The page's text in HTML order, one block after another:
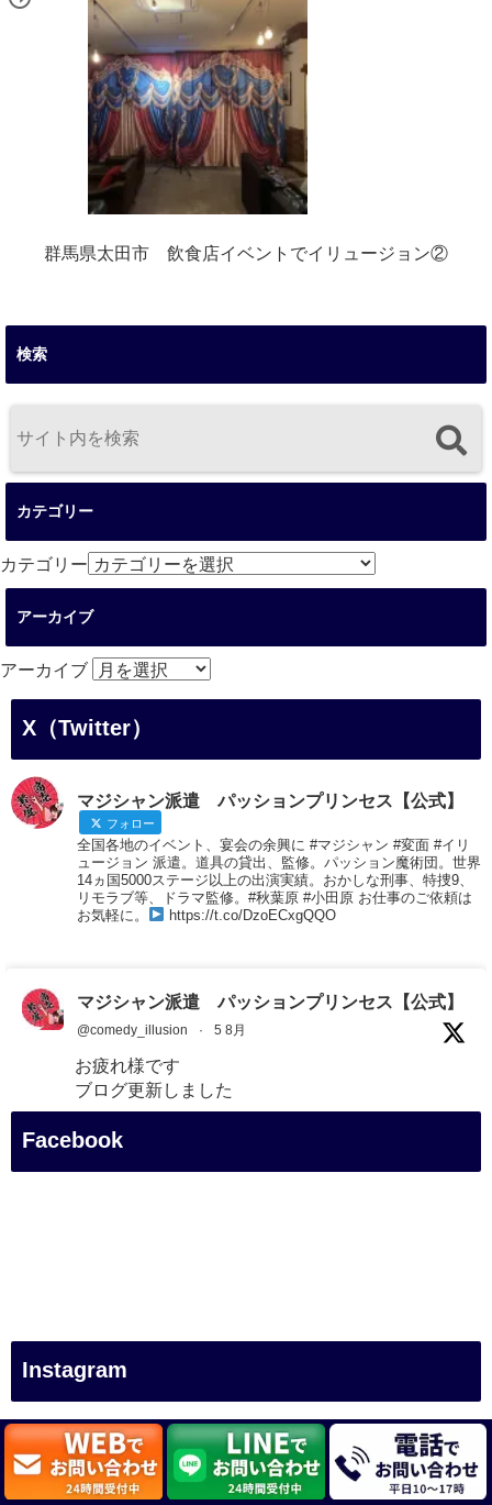
群馬県太田市 飲食店イベントでイリュージョン②
検索
カテゴリー
カテゴリー
アーカイブ
アーカイブ
X（Twitter）
マジシャン派遣 パッションプリンセス【公式】
フォロー
全国各地のイベント、宴会の余興に #マジシャン #変面 #イリ
ュージョン 派遣。道具の貸出、監修。パッション魔術団。世界
14ヵ国5000ステージ以上の出演実績。おかしな刑事、特捜9、
リモラブ等、ドラマ監修。#秋葉原 #小田原 お仕事のご依頼は
お気軽に。
https://t.co/DzoECxgQQO
マジシャン派遣 パッションプリンセス【公式】
@comedy_illusion · 5 8月
お疲れ様です
ブログ更新しました
「マジシャン和歌山旅 白浜町・三段壁展望台」
#白浜町
#変面ショー
#イベント
#宴会
#余興
Facebook
Instagram
tomoearaki
株式会社パッションプリンセス、パッション魔術団 代表サンミ
ュージック所属
新潟出身、大阪芸大卒R-1ぐらんぷりセミファイ
ナリスト#女性マジシャン #ヘブンアーティスト
全国各地で #イリ